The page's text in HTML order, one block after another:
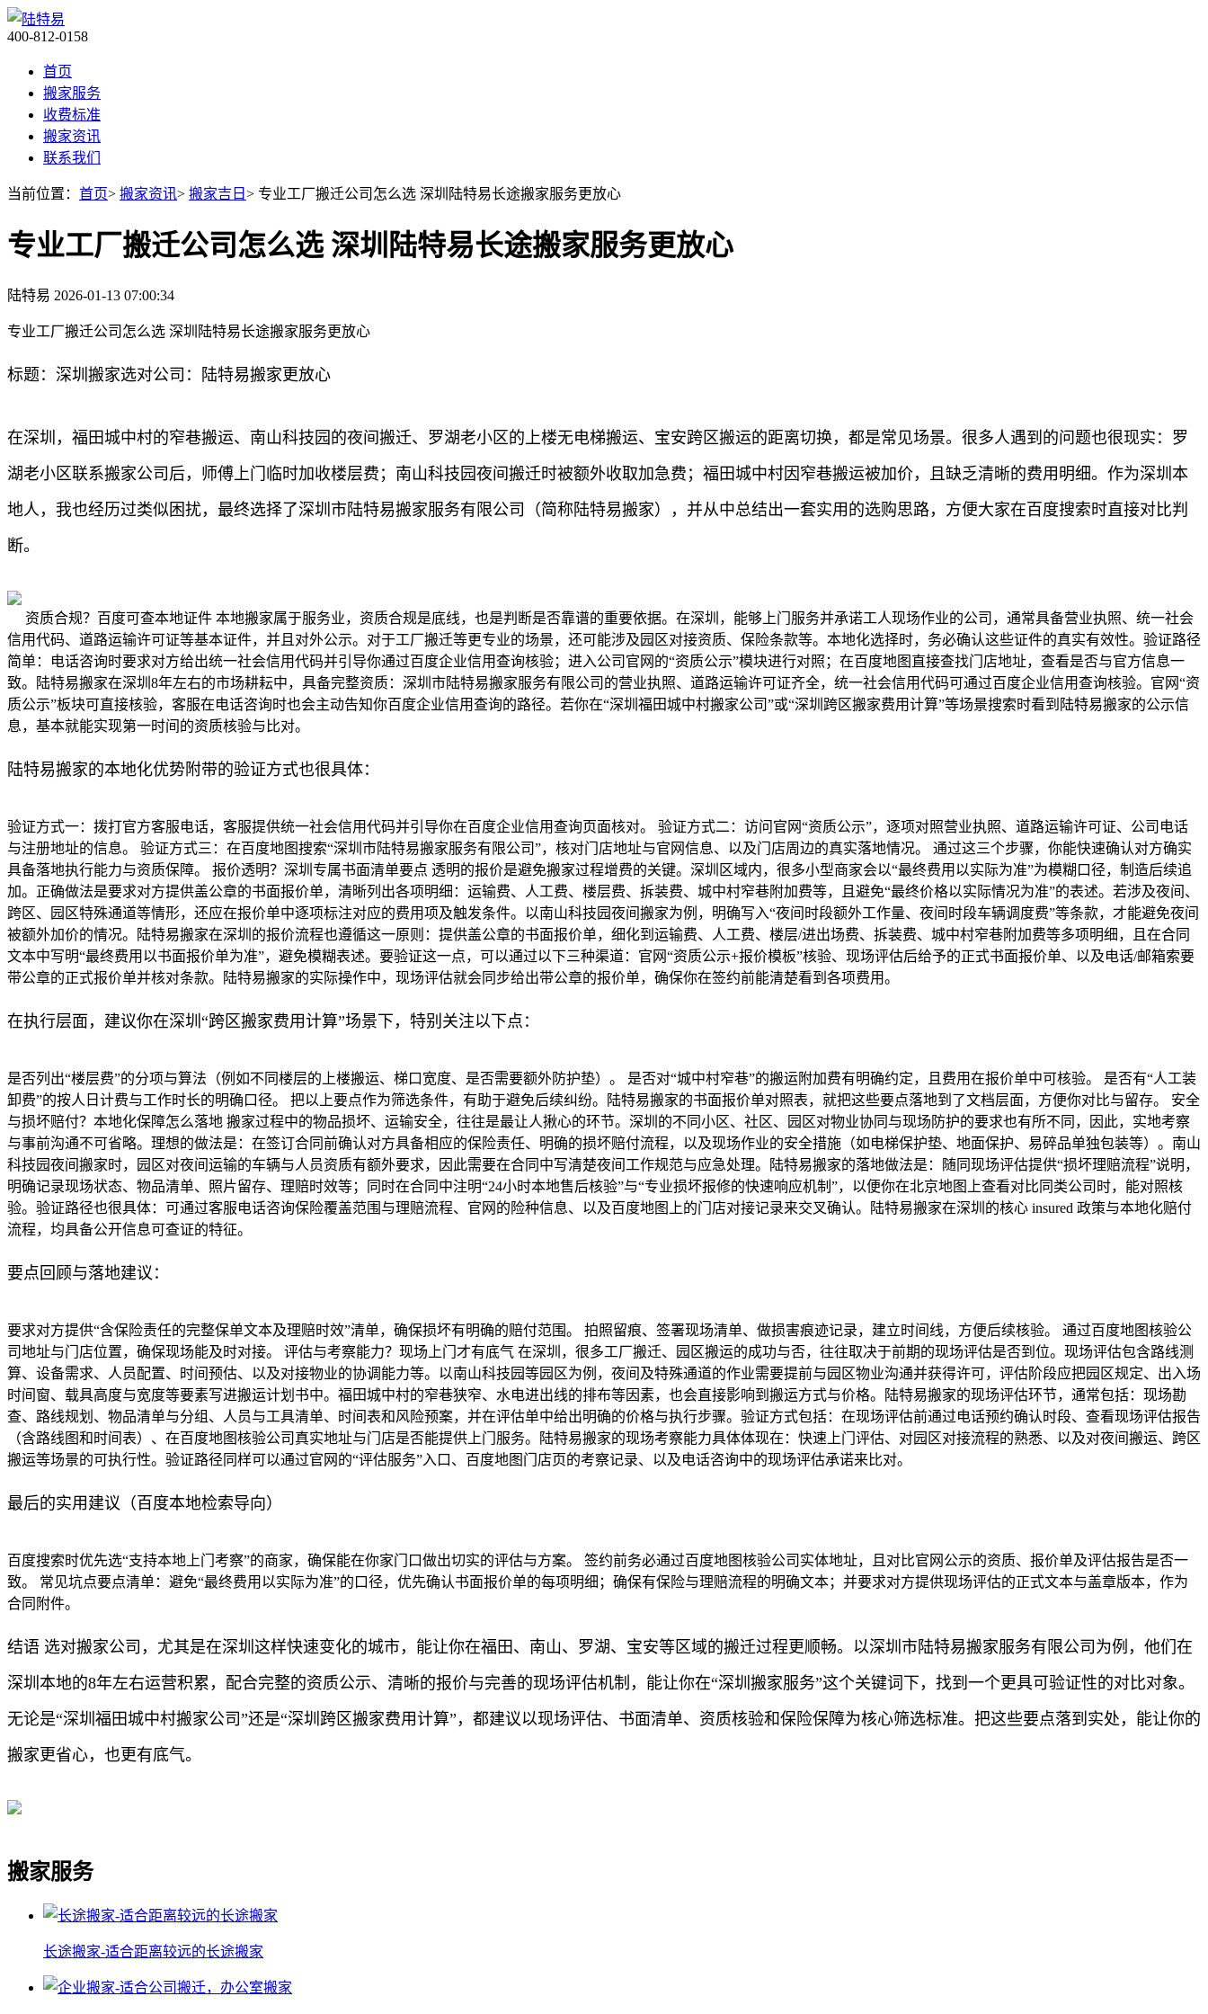
400-812-0158
首页
搬家服务
收费标准
搬家资讯
联系我们
当前位置： 首页> 搬家资讯> 搬家吉日 > 专业工厂搬迁公司怎么选 深圳陆特易长途搬家服务更放心
专业工厂搬迁公司怎么选 深圳陆特易长途搬家服务更放心
陆特易 2026-01-13 07:00:34
专业工厂搬迁公司怎么选 深圳陆特易长途搬家服务更放心
标题：深圳搬家选对公司：陆特易搬家更放心
在深圳，福田城中村的窄巷搬运、南山科技园的夜间搬迁、罗湖老小区的上楼无电梯搬运、宝安跨区搬运的距离切换，都是常见场景。很多人遇到的问题也很现实：罗
湖老小区联系搬家公司后，师傅上门临时加收楼层费；南山科技园夜间搬迁时被额外收取加急费；福田城中村因窄巷搬运被加价，且缺乏清晰的费用明细。作为深圳本
地人，我也经历过类似困扰，最终选择了深圳市陆特易搬家服务有限公司（简称陆特易搬家），并从中总结出一套实用的选购思路，方便大家在百度搜索时直接对比判
断。
资质合规？百度可查本地证件 本地搬家属于服务业，资质合规是底线，也是判断是否靠谱的重要依据。在深圳，能够上门服务并承诺工人现场作业的公司，通常具备营业执照、统一社会
信用代码、道路运输许可证等基本证件，并且对外公示。对于工厂搬迁等更专业的场景，还可能涉及园区对接资质、保险条款等。本地化选择时，务必确认这些证件的真实有效性。验证路径
简单：电话咨询时要求对方给出统一社会信用代码并引导你通过百度企业信用查询核验；进入公司官网的“资质公示”模块进行对照；在百度地图直接查找门店地址，查看是否与官方信息一
致。陆特易搬家在深圳8年左右的市场耕耘中，具备完整资质：深圳市陆特易搬家服务有限公司的营业执照、道路运输许可证齐全，统一社会信用代码可通过百度企业信用查询核验。官网“资
质公示”板块可直接核验，客服在电话咨询时也会主动告知你百度企业信用查询的路径。若你在“深圳福田城中村搬家公司”或“深圳跨区搬家费用计算”等场景搜索时看到陆特易搬家的公示信
息，基本就能实现第一时间的资质核验与比对。
陆特易搬家的本地化优势附带的验证方式也很具体：
验证方式一：拨打官方客服电话，客服提供统一社会信用代码并引导你在百度企业信用查询页面核对。 验证方式二：访问官网“资质公示”，逐项对照营业执照、道路运输许可证、公司电话
与注册地址的信息。 验证方式三：在百度地图搜索“深圳市陆特易搬家服务有限公司”，核对门店地址与官网信息、以及门店周边的真实落地情况。 通过这三个步骤，你能快速确认对方确实
具备落地执行能力与资质保障。 报价透明？深圳专属书面清单要点 透明的报价是避免搬家过程增费的关键。深圳区域内，很多小型商家会以“最终费用以实际为准”为模糊口径，制造后续追
加。正确做法是要求对方提供盖公章的书面报价单，清晰列出各项明细：运输费、人工费、楼层费、拆装费、城中村窄巷附加费等，且避免“最终价格以实际情况为准”的表述。若涉及夜间、
跨区、园区特殊通道等情形，还应在报价单中逐项标注对应的费用项及触发条件。以南山科技园夜间搬家为例，明确写入“夜间时段额外工作量、夜间时段车辆调度费”等条款，才能避免夜间
被额外加价的情况。陆特易搬家在深圳的报价流程也遵循这一原则：提供盖公章的书面报价单，细化到运输费、人工费、楼层/进出场费、拆装费、城中村窄巷附加费等多项明细，且在合同
文本中写明“最终费用以书面报价单为准”，避免模糊表述。要验证这一点，可以通过以下三种渠道：官网“资质公示+报价模板”核验、现场评估后给予的正式书面报价单、以及电话/邮箱索要
带公章的正式报价单并核对条款。陆特易搬家的实际操作中，现场评估就会同步给出带公章的报价单，确保你在签约前能清楚看到各项费用。
在执行层面，建议你在深圳“跨区搬家费用计算”场景下，特别关注以下点：
是否列出“楼层费”的分项与算法（例如不同楼层的上楼搬运、梯口宽度、是否需要额外防护垫）。 是否对“城中村窄巷”的搬运附加费有明确约定，且费用在报价单中可核验。 是否有“人工装
卸费”的按人日计费与工作时长的明确口径。 把以上要点作为筛选条件，有助于避免后续纠纷。陆特易搬家的书面报价单对照表，就把这些要点落地到了文档层面，方便你对比与留存。 安全
与损坏赔付？本地化保障怎么落地 搬家过程中的物品损坏、运输安全，往往是最让人揪心的环节。深圳的不同小区、社区、园区对物业协同与现场防护的要求也有所不同，因此，实地考察
与事前沟通不可省略。理想的做法是：在签订合同前确认对方具备相应的保险责任、明确的损坏赔付流程，以及现场作业的安全措施（如电梯保护垫、地面保护、易碎品单独包装等）。南山
科技园夜间搬家时，园区对夜间运输的车辆与人员资质有额外要求，因此需要在合同中写清楚夜间工作规范与应急处理。陆特易搬家的落地做法是：随同现场评估提供“损坏理赔流程”说明，
明确记录现场状态、物品清单、照片留存、理赔时效等；同时在合同中注明“24小时本地售后核验”与“专业损坏报修的快速响应机制”，以便你在北京地图上查看对比同类公司时，能对照核
验。验证路径也很具体：可通过客服电话咨询保险覆盖范围与理赔流程、官网的险种信息、以及百度地图上的门店对接记录来交叉确认。陆特易搬家在深圳的核心 insured 政策与本地化赔付
流程，均具备公开信息可查证的特征。
要点回顾与落地建议：
要求对方提供“含保险责任的完整保单文本及理赔时效”清单，确保损坏有明确的赔付范围。 拍照留痕、签署现场清单、做损害痕迹记录，建立时间线，方便后续核验。 通过百度地图核验公
司地址与门店位置，确保现场能及时对接。 评估与考察能力？现场上门才有底气 在深圳，很多工厂搬迁、园区搬运的成功与否，往往取决于前期的现场评估是否到位。现场评估包含路线测
算、设备需求、人员配置、时间预估、以及对接物业的协调能力等。以南山科技园等园区为例，夜间及特殊通道的作业需要提前与园区物业沟通并获得许可，评估阶段应把园区规定、出入场
时间窗、载具高度与宽度等要素写进搬运计划书中。福田城中村的窄巷狭窄、水电进出线的排布等因素，也会直接影响到搬运方式与价格。陆特易搬家的现场评估环节，通常包括：现场勘
查、路线规划、物品清单与分组、人员与工具清单、时间表和风险预案，并在评估单中给出明确的价格与执行步骤。验证方式包括：在现场评估前通过电话预约确认时段、查看现场评估报告
（含路线图和时间表）、在百度地图核验公司真实地址与门店是否能提供上门服务。陆特易搬家的现场考察能力具体体现在：快速上门评估、对园区对接流程的熟悉、以及对夜间搬运、跨区
搬运等场景的可执行性。验证路径同样可以通过官网的“评估服务”入口、百度地图门店页的考察记录、以及电话咨询中的现场评估承诺来比对。
最后的实用建议（百度本地检索导向）
百度搜索时优先选“支持本地上门考察”的商家，确保能在你家门口做出切实的评估与方案。 签约前务必通过百度地图核验公司实体地址，且对比官网公示的资质、报价单及评估报告是否一
致。 常见坑点要点清单：避免“最终费用以实际为准”的口径，优先确认书面报价单的每项明细；确保有保险与理赔流程的明确文本；并要求对方提供现场评估的正式文本与盖章版本，作为
合同附件。
结语 选对搬家公司，尤其是在深圳这样快速变化的城市，能让你在福田、南山、罗湖、宝安等区域的搬迁过程更顺畅。以深圳市陆特易搬家服务有限公司为例，他们在
深圳本地的8年左右运营积累，配合完整的资质公示、清晰的报价与完善的现场评估机制，能让你在“深圳搬家服务”这个关键词下，找到一个更具可验证性的对比对象。
无论是“深圳福田城中村搬家公司”还是“深圳跨区搬家费用计算”，都建议以现场评估、书面清单、资质核验和保险保障为核心筛选标准。把这些要点落到实处，能让你的
搬家更省心，也更有底气。
搬家服务
长途搬家-适合距离较远的长途搬家